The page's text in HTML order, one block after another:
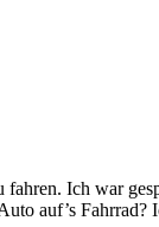
Ich war
auf’s Fahrrad?